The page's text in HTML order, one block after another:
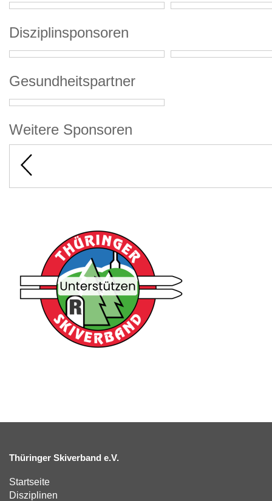
Disziplinsponsoren
Gesundheitspartner
Weitere Sponsoren
Thüringer Skiverband e.V.
Startseite
Disziplinen